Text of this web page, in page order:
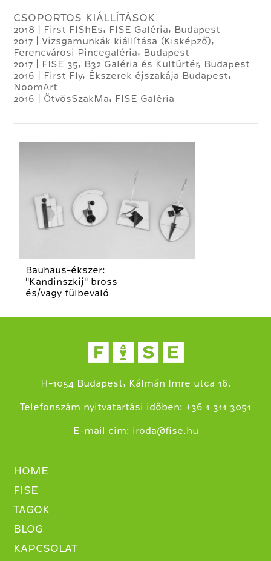
CSOPORTOS KIÁLLÍTÁSOK
2018 | First FIShEs, FISE Galéria, Budapest
2017 | Vizsgamunkák kiállítása (Kisképző),
Ferencvárosi Pincegaléria, Budapest
2017 | FISE 35, B32 Galéria és Kultúrtér, Budapest
2016 | First Fly, Ékszerek éjszakája Budapest,
NoomArt
2016 | ÖtvösSzakMa, FISE Galéria
Bauhaus-ékszer:
"Kandinszkij" bross
és/vagy fülbevaló
H-1054 Budapest, Kálmán Imre utca 16.
Telefonszám nyitvatartási időben: +36 1 311 3051
E-mail cím: iroda@fise.hu
HOME
FISE
TAGOK
BLOG
KAPCSOLAT